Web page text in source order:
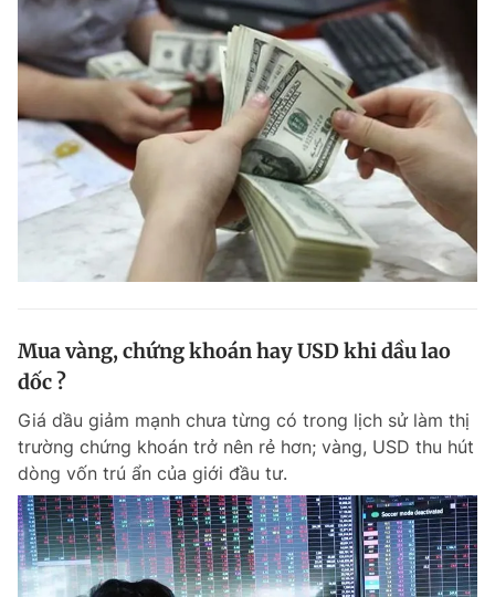
Mua vàng, chứng khoán hay USD khi dầu lao
dốc ?
Giá dầu giảm mạnh chưa từng có trong lịch sử làm thị
trường chứng khoán trở nên rẻ hơn; vàng, USD thu hút
dòng vốn trú ẩn của giới đầu tư.